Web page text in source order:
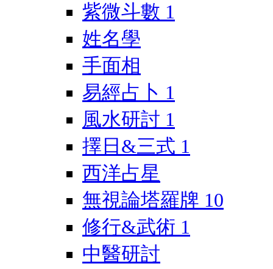
紫微斗數 1
姓名學
手面相
易經占卜 1
風水研討 1
擇日&三式 1
西洋占星
無視論塔羅牌 10
修行&武術 1
中醫研討